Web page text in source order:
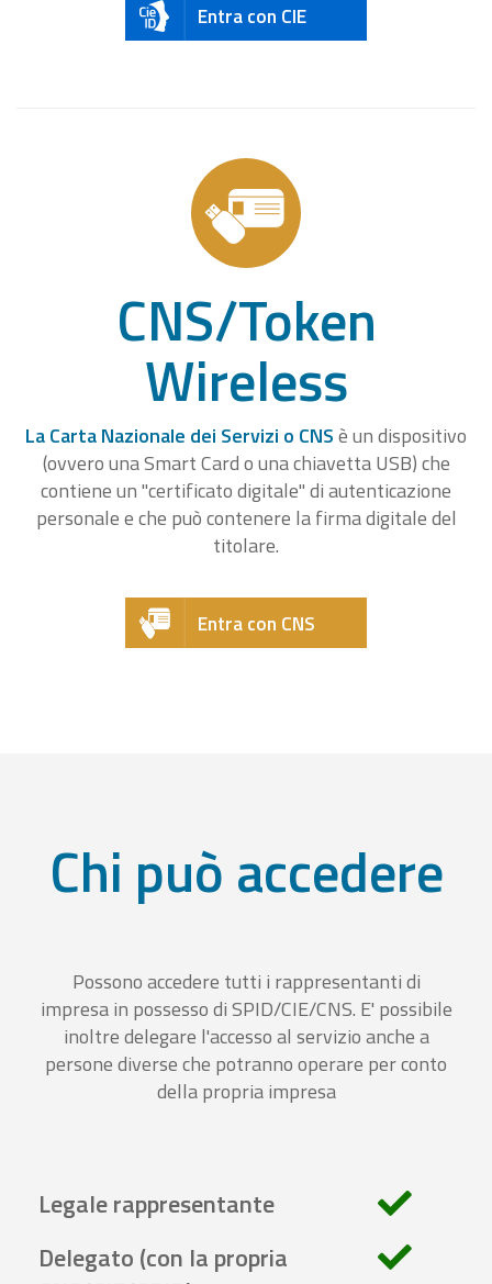
Entra con CIE
CNS/Token
Wireless
La Carta Nazionale dei Servizi o CNSè un dispositivo
(ovvero una Smart Card o una chiavetta USB) che
contiene un "certificato digitale" di autenticazione
personale e che può contenere la firma digitale del
titolare.
Entra con CNS
Chi può accedere
Possono accedere tutti i rappresentanti di
impresa in possesso di SPID/CIE/CNS. E' possibile
inoltre delegare l'accesso al servizio anche a
persone diverse che potranno operare per conto
della propria impresa
Legale rappresentante
Delegato (con la propria